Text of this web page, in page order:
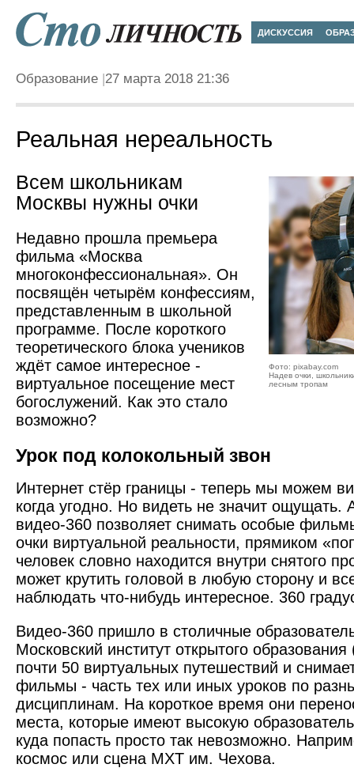
ДИСКУССИЯ
Образование 27 марта 2018 21:36
Реальная нереальность
Фото: pixabay.com
Надев очки,
лесным тропам
Всем школьникам
Москвы нужны очки
Недавно прошла премьера
фильма «Москва
многоконфессиональная». Он
посвящён четырём конфессиям,
представленным в школьной
программе. После короткого
теоретического блока учеников
ждёт самое интересное -
виртуальное посещение мест
богослужений. Как это стало
возможно?
Урок под колокольный звон
Интернет стёр границы - теперь мы можем
когда угодно. Но видеть не значит ощущать.
видео-360 позволяет снимать особые
очки виртуальной реальности, прямиком
человек словно находится внутри снятого
может крутить головой в любую сторону и
наблюдать что-нибудь интересное. 360
Видео-360 пришло в столичные
Московский институт открытого
почти 50 виртуальных путешествий и
фильмы - часть тех или иных уроков по
дисциплинам. На короткое время они
места, которые имеют высокую
куда попасть просто так невозможно.
космос или сцена МХТ им. Чехова.